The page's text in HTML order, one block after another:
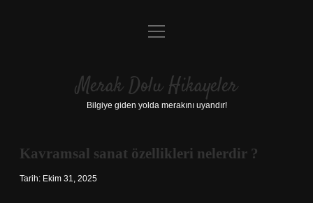
Anasayfa
Yasal Uyarı
menüyü
Merak Dolu Hikayeler
Bilgiye giden yolda merakını uyandır!
Kavramsal sanat özellikleri nelerdir ?
Tarih: Ekim 31, 2025